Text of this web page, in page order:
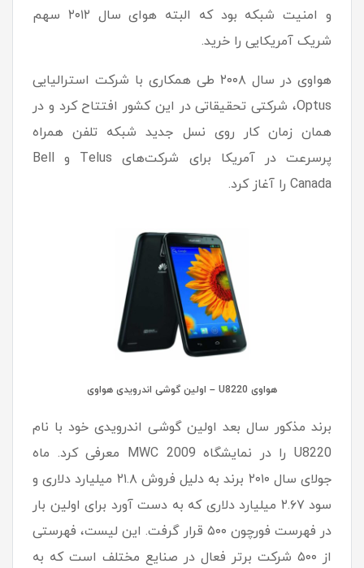
و امنیت شبکه بود که البته هوای سال ۲۰۱۲ سهم
شریک آمریکایی را خرید.
هواوی در سال ۲۰۰۸ طی همکاری با شرکت استرالیایی
Optus، شرکتی تحقیقاتی در این کشور افتتاح کرد و در
همان زمان کار روی نسل جدید شبکه تلفن همراه
پرسرعت در آمریکا برای شرکت‌های Telus و Bell
Canada را آغاز کرد.
هواوی U8220 – اولین گوشی اندرویدی هواوی
برند مذکور سال بعد اولین گوشی اندرویدی خود با نام
U8220 را در نمایشگاه MWC 2009 معرفی کرد. ماه
جولای سال ۲۰۱۰ برند به دلیل فروش ۲۱.۸ میلیارد دلاری و
سود ۲.۶۷ میلیارد دلاری که به دست آورد برای اولین بار
در فهرست فورچون ۵۰۰ قرار گرفت. این لیست، فهرستی
از ۵۰۰ شرکت برتر فعال در صنایع مختلف است که به